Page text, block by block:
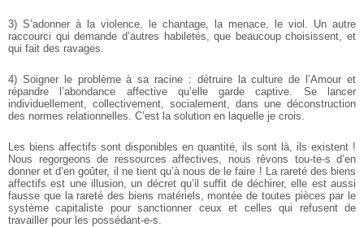
3) S’adonner à la violence, le chantage, la menace, le viol. Un autre
raccourci qui demande d’autres habiletés, que beaucoup choisissent, et
qui fait des ravages.
4) Soigner le problème à sa racine : détruire la culture de l’Amour et
répandre l’abondance affective qu’elle garde captive. Se lancer
individuellement, collectivement, socialement, dans une déconstruction
des normes relationnelles. C’est la solution en laquelle je crois.
Les biens affectifs sont disponibles en quantité, ils sont là, ils existent !
Nous regorgeons de ressources affectives, nous rêvons tou-te-s d’en
donner et d’en goûter, il ne tient qu’à nous de le faire ! La rareté des biens
affectifs est une illusion, un décret qu’il suffit de déchirer, elle est aussi
fausse que la rareté des biens matériels, montée de toutes pièces par le
système capitaliste pour sanctionner ceux et celles qui refusent de
travailler pour les possédant-e-s.